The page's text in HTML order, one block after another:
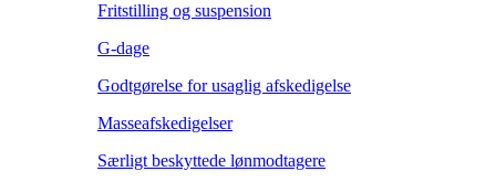
Fritstilling og suspension
G-dage
Godtgørelse for usaglig afskedigelse
Masseafskedigelser
Særligt beskyttede lønmodtagere